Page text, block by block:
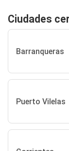
Ciudades
Barranqueras
Puerto Vilelas